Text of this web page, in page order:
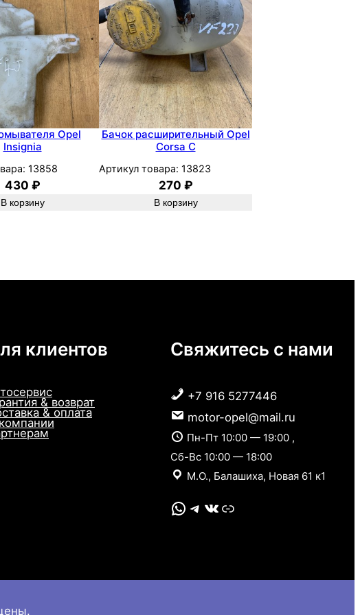
Opel
Insignia
13858
430 ₽
В корзину
Бачок расширительный Opel
Corsa C
Артикул товара: 13823
270 ₽
В корзину
клиентов
& возврат
& оплата
Свяжитесь с нами
+7 916 5277446
motor-opel@mail.ru
Пн-Пт 10:00 — 19:00 ,
Сб-Вс 10:00 — 18:00
М.О., Балашиха, Новая 61 к1
WhatsApp Telegram VK Link